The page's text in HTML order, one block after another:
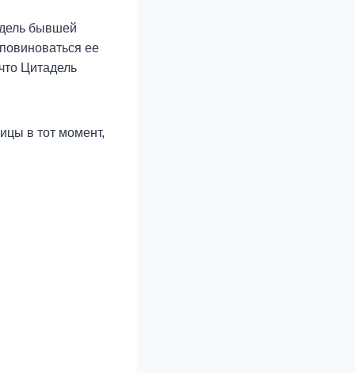
бывшей
ее
Цитадель
в тот момент,